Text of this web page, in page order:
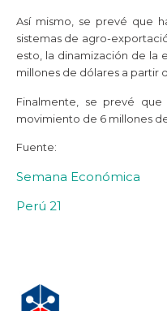
Así mismo, se prevé que
sistemas de agro-
esto, la dinamización de la
millones de dólares a partir
Finalmente, se prevé
movimiento de 6 millones
Fuente:
Semana Económica
Perú 21